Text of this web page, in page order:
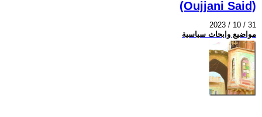
(Oujjani Said)
2023 / 10 / 31
مواضيع وابحاث سياسية